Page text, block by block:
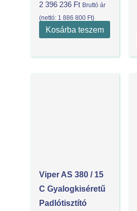
2 396 236 Ft Bruttó ár
(nettó: 1 886 800 Ft)
Kosárba teszem
Viper AS 380 / 15
C Gyalogkiséretű
Padlótisztító